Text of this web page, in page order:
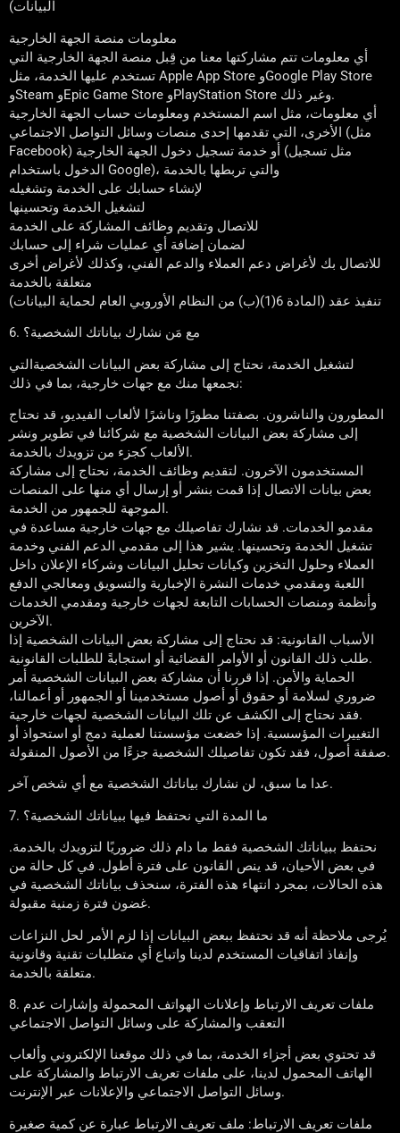
البيانات)
معلومات منصة الجهة الخارجية
أي معلومات تتم مشاركتها معنا من قِبل منصة الجهة الخارجية التي
تستخدم عليها الخدمة، مثل Apple App Store وGoogle Play Store
وSteam وEpic Game Store وPlayStation Store وغير ذلك.
أي معلومات، مثل اسم المستخدم ومعلومات حساب الجهة الخارجية
الأخرى، التي تقدمها إحدى منصات وسائل التواصل الاجتماعي (مثل
Facebook) أو خدمة تسجيل دخول الجهة الخارجية (مثل تسجيل
الدخول باستخدام Google)، والتي تربطها بالخدمة
لإنشاء حسابك على الخدمة وتشغيله
لتشغيل الخدمة وتحسينها
للاتصال وتقديم وظائف المشاركة على الخدمة
لضمان إضافة أي عمليات شراء إلى حسابك
للاتصال بك لأغراض دعم العملاء والدعم الفني، وكذلك لأغراض أخرى
متعلقة بالخدمة
تنفيذ عقد (المادة 6(1)(ب) من النظام الأوروبي العام لحماية البيانات)
6. مع مَن نشارك بياناتك الشخصية؟
لتشغيل الخدمة، نحتاج إلى مشاركة بعض البيانات الشخصيةالتي
نجمعها منك مع جهات خارجية، بما في ذلك:
المطورون والناشرون. بصفتنا مطورًا وناشرًا لألعاب الفيديو، قد نحتاج
إلى مشاركة بعض البيانات الشخصية مع شركائنا في تطوير ونشر
الألعاب كجزء من تزويدك بالخدمة.
المستخدمون الآخرون. لتقديم وظائف الخدمة، نحتاج إلى مشاركة
بعض بيانات الاتصال إذا قمت بنشر أو إرسال أي منها على المنصات
الموجهة للجمهور من الخدمة.
مقدمو الخدمات. قد نشارك تفاصيلك مع جهات خارجية مساعدة في
تشغيل الخدمة وتحسينها. يشير هذا إلى مقدمي الدعم الفني وخدمة
العملاء وحلول التخزين وكيانات تحليل البيانات وشركاء الإعلان داخل
اللعبة ومقدمي خدمات النشرة الإخبارية والتسويق ومعالجي الدفع
وأنظمة ومنصات الحسابات التابعة لجهات خارجية ومقدمي الخدمات
الآخرين.
الأسباب القانونية: قد نحتاج إلى مشاركة بعض البيانات الشخصية إذا
طلب ذلك القانون أو الأوامر القضائية أو استجابةً للطلبات القانونية.
الحماية والأمن. إذا قررنا أن مشاركة بعض البيانات الشخصية أمر
ضروري لسلامة أو حقوق أو أصول مستخدمينا أو الجمهور أو أعمالنا،
فقد نحتاج إلى الكشف عن تلك البيانات الشخصية لجهات خارجية.
التغييرات المؤسسية. إذا خضعت مؤسستنا لعملية دمج أو استحواذ أو
صفقة أصول، فقد تكون تفاصيلك الشخصية جزءًا من الأصول المنقولة.
عدا ما سبق، لن نشارك بياناتك الشخصية مع أي شخص آخر.
7. ما المدة التي نحتفظ فيها ببياناتك الشخصية؟
نحتفظ ببياناتك الشخصية فقط ما دام ذلك ضروريًا لتزويدك بالخدمة.
في بعض الأحيان، قد ينص القانون على فترة أطول. في كل حالة من
هذه الحالات، بمجرد انتهاء هذه الفترة، سنحذف بياناتك الشخصية في
غضون فترة زمنية مقبولة.
يُرجى ملاحظة أنه قد نحتفظ ببعض البيانات إذا لزم الأمر لحل النزاعات
وإنفاذ اتفاقيات المستخدم لدينا واتباع أي متطلبات تقنية وقانونية
متعلقة بالخدمة.
8. ملفات تعريف الارتباط وإعلانات الهواتف المحمولة وإشارات عدم
التعقب والمشاركة على وسائل التواصل الاجتماعي
قد تحتوي بعض أجزاء الخدمة، بما في ذلك موقعنا الإلكتروني وألعاب
الهاتف المحمول لدينا، على ملفات تعريف الارتباط والمشاركة على
وسائل التواصل الاجتماعي والإعلانات عبر الإنترنت.
ملفات تعريف الارتباط: ملف تعريف الارتباط عبارة عن كمية صغيرة